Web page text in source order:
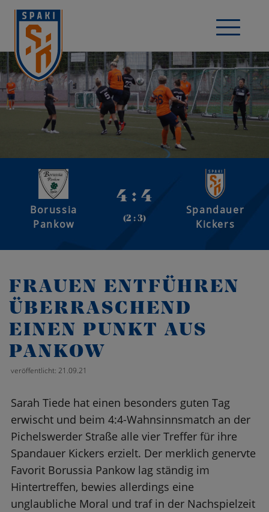
Borussia
Pankow
4 : 4
(2 : 3)
Spandauer
Kickers
FRAUEN ENTFÜHREN
ÜBERRASCHEND
EINEN PUNKT AUS
PANKOW
veröffentlicht: 21.09.21
Sarah Tiede hat einen besonders guten Tag
erwischt und beim 4:4-Wahnsinnsmatch an der
Pichelswerder Straße alle vier Treffer für ihre
Spandauer Kickers erzielt. Der merklich genervte
Favorit Borussia Pankow lag ständig im
Hintertreffen, bewies allerdings eine
unglaubliche Moral und traf in der Nachspielzeit